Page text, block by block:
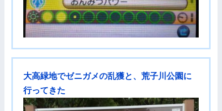
大高緑地でゼニガメの乱獲と、荒子川公園に
行ってきた